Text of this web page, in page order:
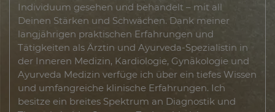
Individuum gesehen und behandelt – mit all
Deinen Stärken und Schwächen. Dank meiner
langjährigen praktischen Erfahrungen und
Tätigkeiten als Ärztin und Ayurveda-Spezialistin in
der Inneren Medizin, Kardiologie, Gynäkologie und
Ayurveda Medizin verfüge ich über ein tiefes Wissen
und umfangreiche klinische Erfahrungen. Ich
besitze ein breites Spektrum an Diagnostik und